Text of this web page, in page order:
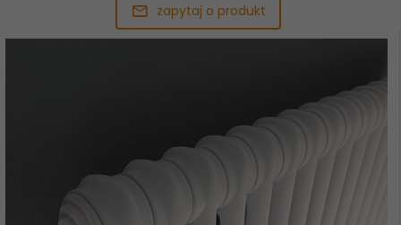
zapytaj o produkt